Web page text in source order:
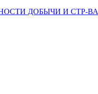
ДОБЫЧИ И СТР-ВА